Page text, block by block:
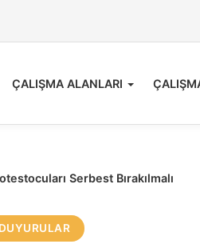
ÇALIŞMA ALANLARI
Serbest Bırakılmalı